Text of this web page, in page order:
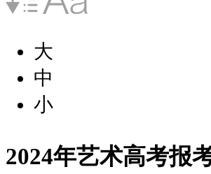
大
中
小
2024年艺术高考报